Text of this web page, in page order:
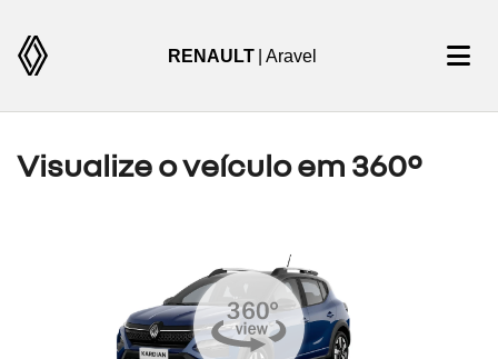
RENAULT | Aravel
Visualize o veículo em 360°